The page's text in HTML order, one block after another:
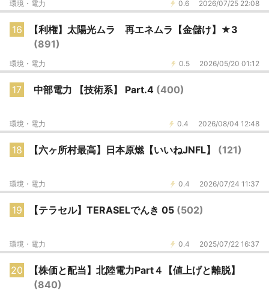
0.6 2026/07/25 22:08
環境・電力
16
【利権】太陽光ムラ 再エネムラ【金儲け】★3
(891)
0.5 2026/05/20 01:12
環境・電力
17 中部電力 【技術系】 Part.4 (400)
0.4 2026/08/04 12:48
環境・電力
18 【六ヶ所村最高】日本原燃【いいねJNFL】 (121)
0.4 2026/07/24 11:37
環境・電力
19 【テラセル】TERASELでんき 05 (502)
0.4 2025/07/22 16:37
環境・電力
20
【株価と配当】北陸電力Part４【値上げと離脱】
(840)